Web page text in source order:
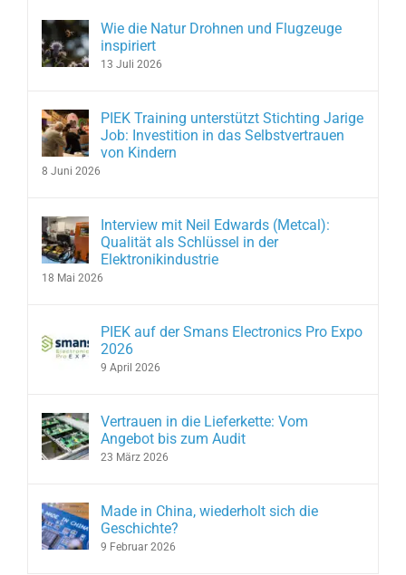
Wie die Natur Drohnen und Flugzeuge
inspiriert
13 Juli 2026
PIEK Training unterstützt Stichting Jarige
Job: Investition in das Selbstvertrauen
von Kindern
8 Juni 2026
Interview mit Neil Edwards (Metcal):
Qualität als Schlüssel in der
Elektronikindustrie
18 Mai 2026
PIEK auf der Smans Electronics Pro Expo
2026
9 April 2026
Vertrauen in die Lieferkette: Vom
Angebot bis zum Audit
23 März 2026
Made in China, wiederholt sich die
Geschichte?
9 Februar 2026